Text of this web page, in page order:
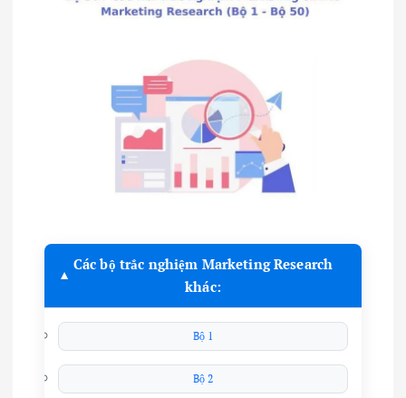
Các bộ trắc nghiệm Marketing Research
khác:
Bộ 1
Bộ 2